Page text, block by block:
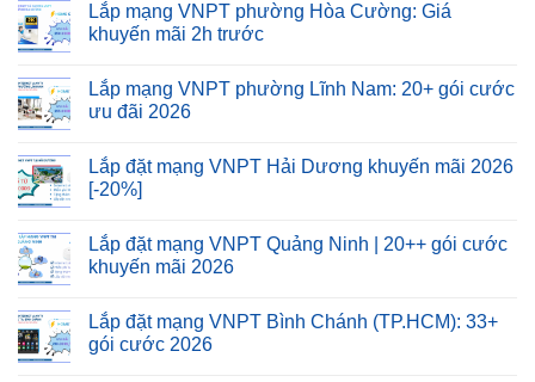
Lắp mạng VNPT phường Hòa Cường: Giá
khuyến mãi 2h trước
Lắp mạng VNPT phường Lĩnh Nam: 20+ gói cước
ưu đãi 2026
Lắp đặt mạng VNPT Hải Dương khuyến mãi 2026
[-20%]
Lắp đặt mạng VNPT Quảng Ninh | 20++ gói cước
khuyến mãi 2026
Lắp đặt mạng VNPT Bình Chánh (TP.HCM): 33+
gói cước 2026